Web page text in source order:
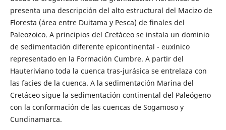
presenta una descripción del alto estructural del Macizo de
Floresta (área entre Duitama y Pesca) de finales del
Paleozoico. A principios del Cretáceo se instala un dominio
de sedimentación diferente epicontinental - euxínico
representado en la Formación Cumbre. A partir del
Hauteriviano toda la cuenca tras-jurásica se entrelaza con
las facies de la cuenca. A la sedimentación Marina del
Cretáceo sigue la sedimentación continental del Paleógeno
con la conformación de las cuencas de Sogamoso y
Cundinamarca.